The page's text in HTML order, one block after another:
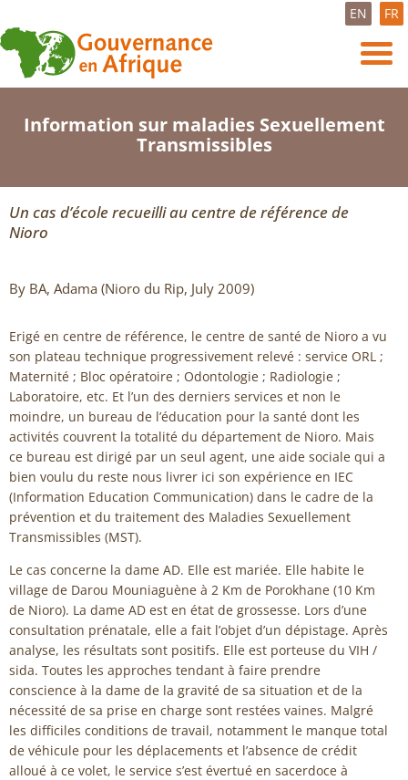
EN FR
Information sur maladies Sexuellement
Transmissibles
Un cas d’école recueilli au centre de référence de
Nioro
By BA, Adama (Nioro du Rip, July 2009)
Erigé en centre de référence, le centre de santé de Nioro a vu
son plateau technique progressivement relevé : service ORL ;
Maternité ; Bloc opératoire ; Odontologie ; Radiologie ;
Laboratoire, etc. Et l’un des derniers services et non le
moindre, un bureau de l’éducation pour la santé dont les
activités couvrent la totalité du département de Nioro. Mais
ce bureau est dirigé par un seul agent, une aide sociale qui a
bien voulu du reste nous livrer ici son expérience en IEC
(Information Education Communication) dans le cadre de la
prévention et du traitement des Maladies Sexuellement
Transmissibles (MST).
Le cas concerne la dame AD. Elle est mariée. Elle habite le
village de Darou Mouniaguène à 2 Km de Porokhane (10 Km
de Nioro). La dame AD est en état de grossesse. Lors d’une
consultation prénatale, elle a fait l’objet d’un dépistage. Après
analyse, les résultats sont positifs. Elle est porteuse du VIH /
sida. Toutes les approches tendant à faire prendre
conscience à la dame de la gravité de sa situation et de la
nécessité de sa prise en charge sont restées vaines. Malgré
les difficiles conditions de travail, notamment le manque total
de véhicule pour les déplacements et l’absence de crédit
alloué à ce volet, le service s’est évertué en sacerdoce à